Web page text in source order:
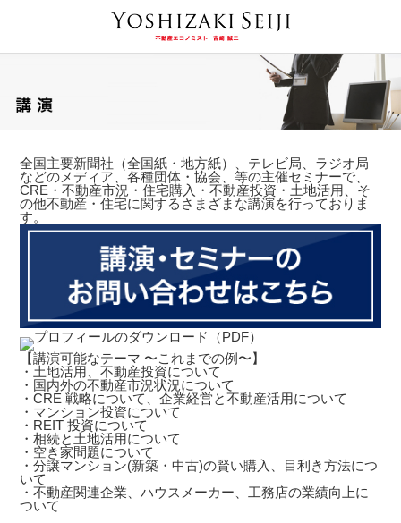
全国主要新聞社（全国紙・地方紙）、テレビ局、ラジオ局
などのメディア、各種団体・協会、等の主催セミナーで、
CRE・不動産市況・住宅購入・不動産投資・土地活用、そ
の他不動産・住宅に関するさまざまな講演を行っておりま
す。
【講演可能なテーマ 〜これまでの例〜】
・土地活用、不動産投資について
・国内外の不動産市況状況について
・CRE 戦略について、企業経営と不動産活用について
・マンション投資について
・REIT 投資について
・相続と土地活用について
・空き家問題について
・分譲マンション(新築・中古)の賢い購入、目利き方法につ
いて
・不動産関連企業、ハウスメーカー、工務店の業績向上に
ついて